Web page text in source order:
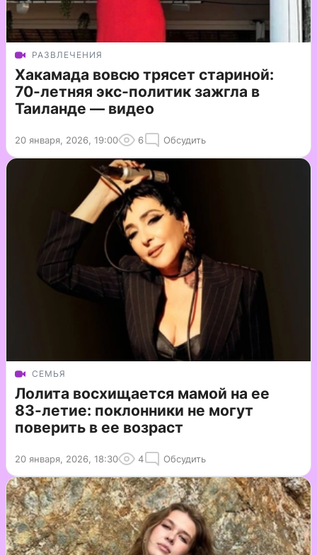
РАЗВЛЕЧЕНИЯ
Хакамада вовсю трясет стариной:
70-летняя экс-политик зажгла в
Таиланде — видео
20 января, 2026, 19:00 6 Обсудить
СЕМЬЯ
Лолита восхищается мамой на ее
83-летие: поклонники не могут
поверить в ее возраст
20 января, 2026, 18:30 4 Обсудить